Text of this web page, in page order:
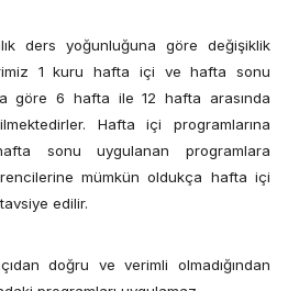
ders yoğunluğuna göre değişiklik
1 kuru hafta içi ve hafta sonu
göre 6 hafta ile 12 hafta arasında
Hafta içi programlarına
sonu uygulanan programlara
mümkün oldukça hafta içi
edilir.
doğru ve verimli olmadığından